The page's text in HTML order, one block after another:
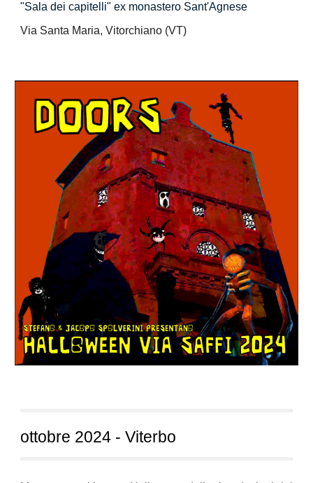
"Saladei capitelli" ex monastero Sant'Agnese
Via Santa Maria,Vitorchiano (VT)
ottobre 2024 - Viterbo